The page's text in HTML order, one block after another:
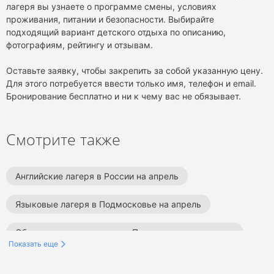
лагеря вы узнаете о программе смены, условиях
проживания, питании и безопасности. Выбирайте
подходящий вариант детского отдыха по описанию,
фотографиям, рейтингу и отзывам.
Оставьте заявку, чтобы закрепить за собой указанную цену.
Для этого потребуется ввести только имя, телефон и email.
Бронирование бесплатно и ни к чему вас не обязывает.
Смотрите также
Английские лагеря в России на апрель
Языковые лагеря в Подмосковье на апрель
Образовательные лагеря в Подмосковье на апрель
Показать еще